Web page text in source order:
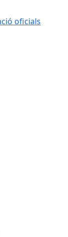
oficials